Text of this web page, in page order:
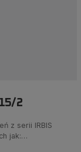
2
z serii IRBIS
jak:…